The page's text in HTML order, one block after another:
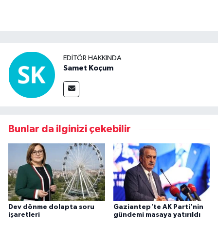
EDITÖR HAKKINDA
Samet Koçum
Bunlar da ilginizi çekebilir
Dev dönme dolapta soru
işaretleri
Gaziantep'te AK Parti'nin
gündemi masaya yatırıldı